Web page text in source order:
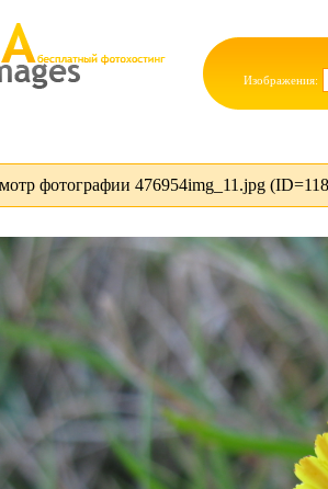
Изображения:
фотографии 476954img_11.jpg